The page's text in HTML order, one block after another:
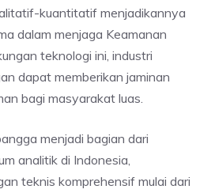
kuantitatif menjadikannya
dalam menjaga Keamanan
teknologi ini, industri
dapat memberikan jaminan
bagi masyarakat luas.
menjadi bagian dari
analitik di Indonesia,
teknis komprehensif mulai dari